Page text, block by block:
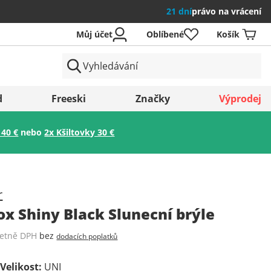
21 dníprávo na vrácení
Uložit
Můj účet Oblíbené Košík
Freeski Značky Výprodej
€ nebo2x Kšiltovky 30 €
Shiny Black Slunecní brýle
DPH bezdodacích poplatků
Velikost: UNI